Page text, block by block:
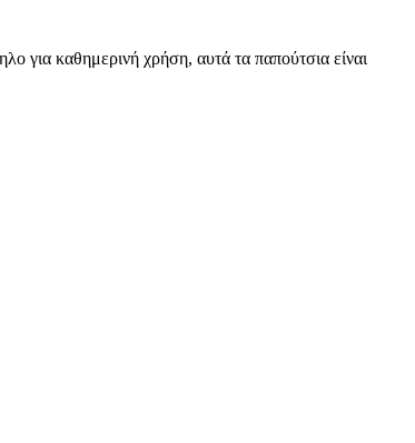
για καθημερινή χρήση, αυτά τα παπούτσια είναι